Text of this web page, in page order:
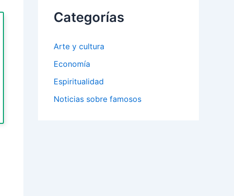
Categorías
Arte y cultura
Economía
Espiritualidad
Noticias sobre famosos